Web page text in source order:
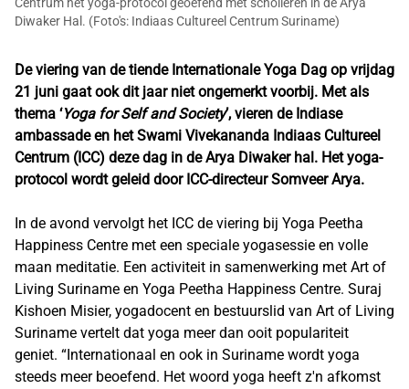
Diwaker Hal. (Foto's: Indiaas Cultureel Centrum Suriname)
De viering van de tiende Internationale Yoga Dag op vrijdag
21 juni gaat ook dit jaar niet ongemerkt voorbij. Met als
thema ‘Yoga for Self and Society’, vieren de Indiase
ambassade en het Swami Vivekananda Indiaas Cultureel
Centrum (ICC) deze dag in de Arya Diwaker hal. Het yoga-
protocol wordt geleid door ICC-directeur Somveer Arya.
In de avond vervolgt het ICC de viering bij Yoga Peetha
Happiness Centre met een speciale yogasessie en volle
maan meditatie. Een activiteit in samenwerking met Art of
Living Suriname en Yoga Peetha Happiness Centre. Suraj
Kishoen Misier, yogadocent en bestuurslid van Art of Living
Suriname vertelt dat yoga meer dan ooit populariteit
geniet. “Internationaal en ook in Suriname wordt yoga
steeds meer beoefend. Het woord yoga heeft z'n afkomst